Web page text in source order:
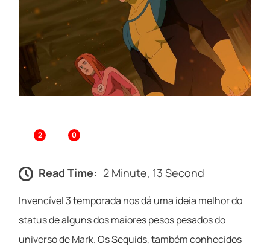
2 0
Read Time: 2 Minute, 13 Second
Invencível 3 temporada nos dá uma ideia melhor do
status de alguns dos maiores pesos pesados ​​do
universo de Mark. Os Sequids, também conhecidos